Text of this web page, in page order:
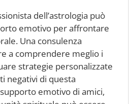
dell’astrologia può
emotivo per affrontare
Una consulenza
a comprendere meglio i
strategie personalizzate
negativi di questa
emotivo di amici,